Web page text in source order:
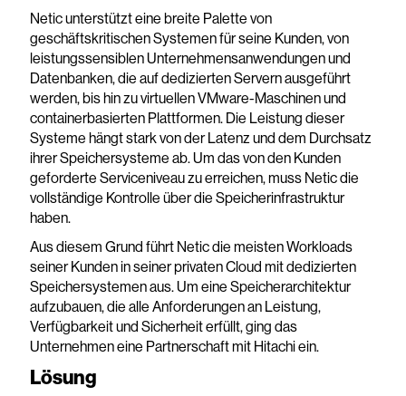
Netic unterstützt eine breite Palette von
geschäftskritischen Systemen für seine Kunden, von
leistungssensiblen Unternehmensanwendungen und
Datenbanken, die auf dedizierten Servern ausgeführt
werden, bis hin zu virtuellen VMware-Maschinen und
containerbasierten Plattformen. Die Leistung dieser
Systeme hängt stark von der Latenz und dem Durchsatz
ihrer Speichersysteme ab. Um das von den Kunden
geforderte Serviceniveau zu erreichen, muss Netic die
vollständige Kontrolle über die Speicherinfrastruktur
haben.
Aus diesem Grund führt Netic die meisten Workloads
seiner Kunden in seiner privaten Cloud mit dedizierten
Speichersystemen aus. Um eine Speicherarchitektur
aufzubauen, die alle Anforderungen an Leistung,
Verfügbarkeit und Sicherheit erfüllt, ging das
Unternehmen eine Partnerschaft mit Hitachi ein.
Lösung